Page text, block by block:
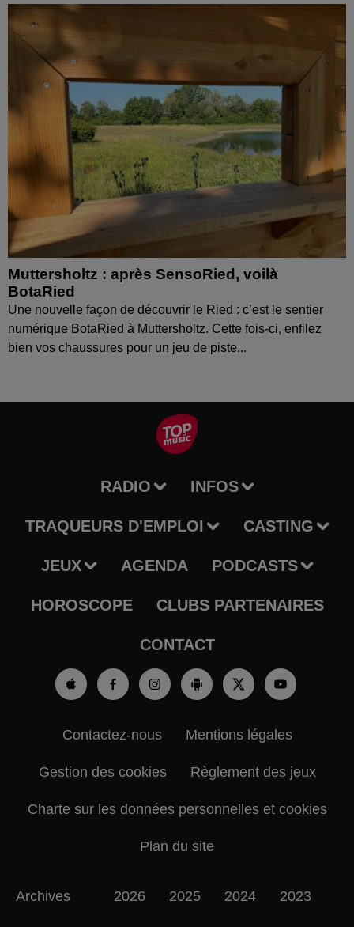
Muttersholtz : après SensoRied, voilà
BotaRied
Une nouvelle façon de découvrir le Ried : c’est le sentier
numérique BotaRied à Muttersholtz. Cette fois-ci, enfilez
bien vos chaussures pour un jeu de piste...
RADIO INFOS
TRAQUEURS D'EMPLOI CASTING
JEUX AGENDA PODCASTS
HOROSCOPE CLUBS PARTENAIRES
CONTACT
Contactez-nous Mentions légales
Gestion des cookies Règlement des jeux
Charte sur les données personnelles et cookies
Plan du site
Archives 2026 2025 2024 2023